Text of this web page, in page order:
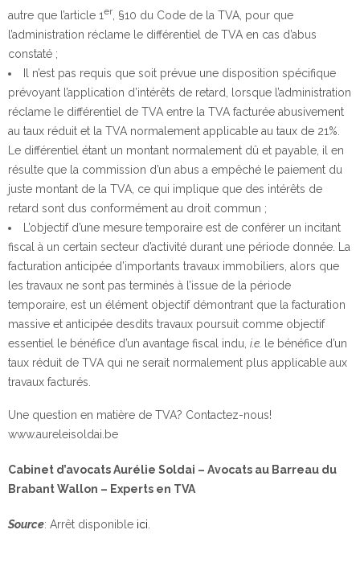
autre que l’article 1er , §10 du Code de la TVA, pour que
l’administration réclame le différentiel de TVA en cas d’abus
constaté ;
Il n’est pas requis que soit prévue une disposition spécifique
prévoyant l’application d’intérêts de retard, lorsque l’administration
réclame le différentiel de TVA entre la TVA facturée abusivement
au taux réduit et la TVA normalement applicable au taux de 21%.
Le différentiel étant un montant normalement dû et payable, il en
résulte que la commission d’un abus a empêché le paiement du
juste montant de la TVA, ce qui implique que des intérêts de
retard sont dus conformément au droit commun ;
L’objectif d’une mesure temporaire est de conférer un incitant
fiscal à un certain secteur d’activité durant une période donnée. La
facturation anticipée d’importants travaux immobiliers, alors que
les travaux ne sont pas terminés à l’issue de la période
temporaire, est un élément objectif démontrant que la facturation
massive et anticipée desdits travaux poursuit comme objectif
essentiel le bénéfice d’un avantage fiscal indu, i.e.
le bénéfice d’un
taux réduit de TVA qui ne serait normalement plus applicable aux
travaux facturés.
Une question en matière de TVA? Contactez-nous!
www.aureleisoldai.be
Cabinet d’avocats Aurélie Soldai – Avocats au Barreau du
Brabant Wallon – Experts en TVA
Source: Arrêt disponible ici